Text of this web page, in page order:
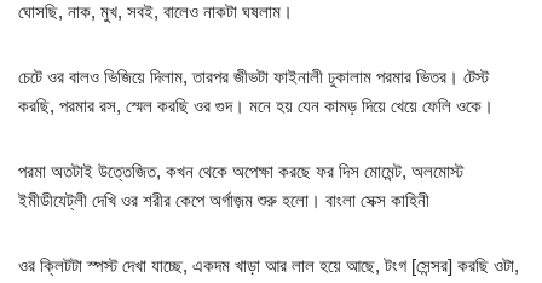
ঘোসছি, নাক, মুখ, সবই, বালেও নাকটা ঘষলাম।
চেটে ওর বালও ভিজিয়ে দিলাম, তারপর জীভটা ফাইনালী ঢুকালাম পরমার ভিতর। টেস্ট
করছি, পরমার রস, স্মেল করছি ওর গুদ। মনে হয় যেন কামড় দিয়ে খেয়ে ফেলি ওকে।
পরমা অতটাই উত্তেজিত, কখন থেকে অপেক্ষা করছে ফর দিস মোমেন্ট, অলমোস্ট
ইমীডীযেট্লী দেখি ওর শরীর কেপে অর্গাজ়ম শুরু হলো। বাংলা সেক্স কাহিনী
ওর ক্লিটটা স্পস্ট দেখা যাচ্ছে, একদম খাড়া আর লাল হয়ে আছে, টংগ [সেন্সর] করছি ওটা,